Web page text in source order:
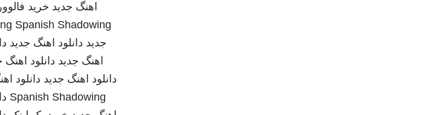
اهنگ جدید خرید
Spanish Shadowing
جدید دانلود اهنگ جدید
اهنگ جدید دانلود اهنگ
دانلود اهنگ جدید دانلود
Spanish Shadowing